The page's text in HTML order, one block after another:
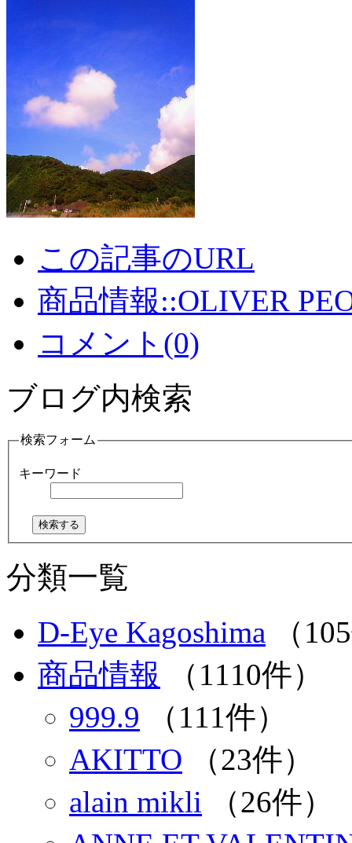
この記事のURL
商品情報::OLIVER
コメント(0)
ブログ内検索
検索フォーム
キーワード
分類一覧
D-Eye Kagoshima （
商品情報 （1110件）
999.9 （111件）
AKITTO （23件）
alain mikli （26件）